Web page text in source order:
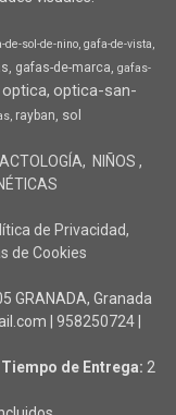
de-sol-de-nino gafa-de-vista
gafas-de-marca gafas-
optica optica-san-
rayban sol
NIÑOS
de Privacidad
de Cookies
GRANADA, Granada
| 958250724
Tiempo de Entrega: 2